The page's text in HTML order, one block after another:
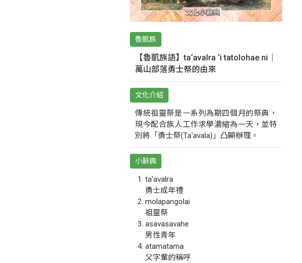
魯凱族
【魯凱族語】ta‘avalra ‘i tatolohae ni｜
萬山部落勇士祭的由來
文化介紹
傳統祖靈祭是一系列為期四個月的祭典，
現今配合族人工作求學濃縮為一天，並特
別將「勇士祭(Ta‘avala)」凸顯辦理。
小辭典
ta‘avalra
勇士成年禮
molapangolai
祖靈祭
asavasavahe
男性青年
atamatama
父字輩的稱呼